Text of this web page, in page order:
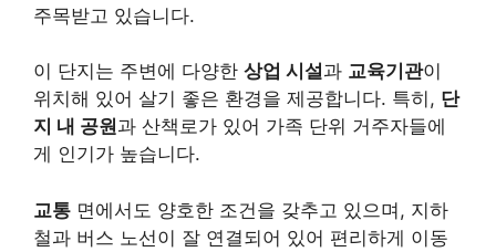
주목받고 있습니다.
이 단지는 주변에 다양한 상업 시설과 교육기관이
위치해 있어 살기 좋은 환경을 제공합니다. 특히, 단
지 내 공원과 산책로가 있어 가족 단위 거주자들에
게 인기가 높습니다.
교통 면에서도 양호한 조건을 갖추고 있으며, 지하
철과 버스 노선이 잘 연결되어 있어 편리하게 이동